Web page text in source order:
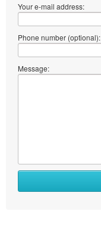
Your e-mail address:
Phone number (optional):
Message: